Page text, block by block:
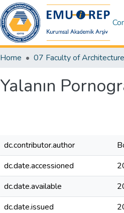
Home 07 Faculty of Architecture
Yalanın
dc.contributor.author
dc.date.accessioned
dc.date.available
dc.date.issued